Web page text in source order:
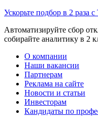
Ускорьте подбор в 2 раза
Автоматизируйте сбор
собирайте аналитику в 2
О компании
Наши вакансии
Партнерам
Реклама на сайте
Новости и статьи
Инвесторам
Кандидаты по